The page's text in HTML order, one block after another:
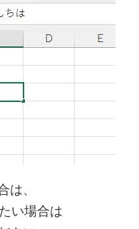
は、
い場合は